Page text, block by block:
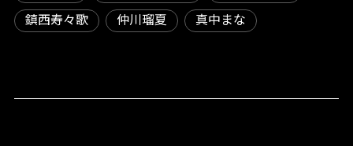
鎮西寿々歌
仲川瑠夏 真中まな